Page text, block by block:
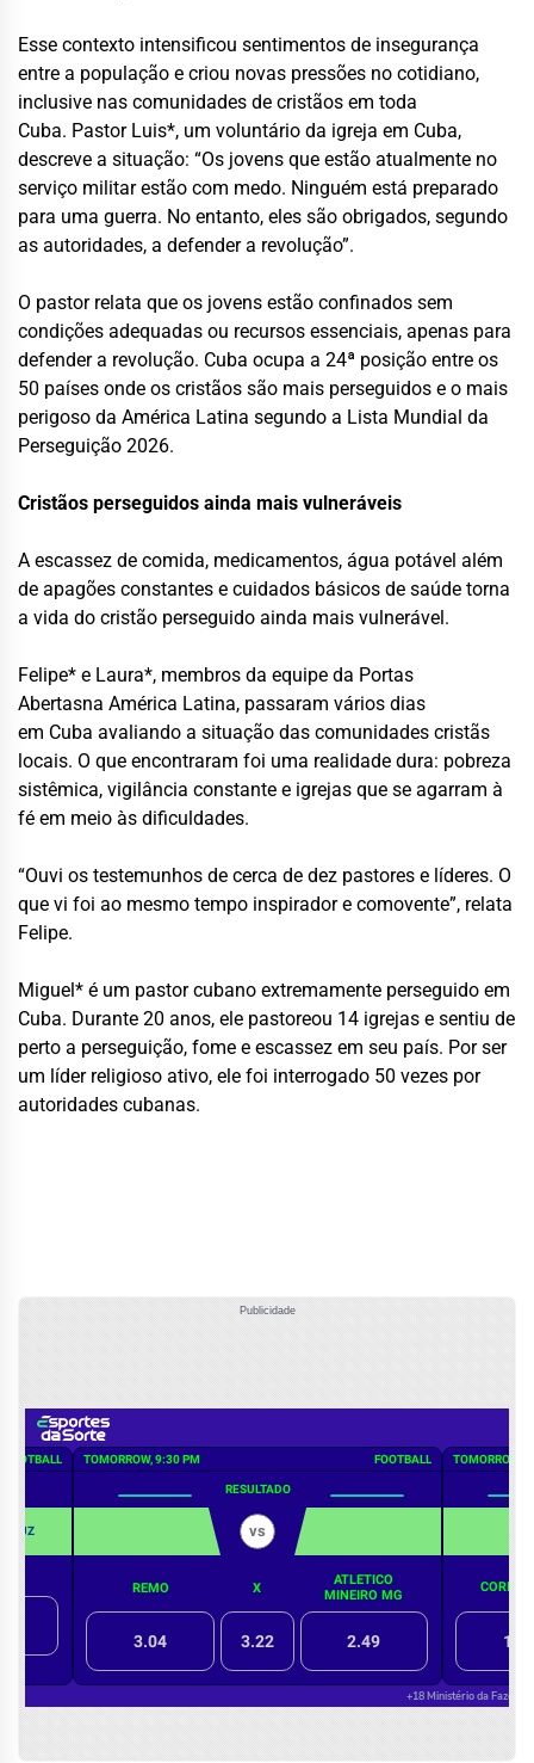
Esse contexto intensificou sentimentos de insegurança
entre a população e criou novas pressões no cotidiano,
inclusive nas comunidades de cristãos em toda
Cuba. Pastor Luis*, um voluntário da igreja em Cuba,
descreve a situação: “Os jovens que estão atualmente no
serviço militar estão com medo. Ninguém está preparado
para uma guerra. No entanto, eles são obrigados, segundo
as autoridades, a defender a revolução”.
O pastor relata que os jovens estão confinados sem
condições adequadas ou recursos essenciais, apenas para
defender a revolução. Cuba ocupa a 24ª posição entre os
50 países onde os cristãos são mais perseguidos e o mais
perigoso da América Latina segundo a Lista Mundial da
Perseguição 2026.
Cristãos perseguidos ainda mais vulneráveis
A escassez de comida, medicamentos, água potável além
de apagões constantes e cuidados básicos de saúde torna
a vida do cristão perseguido ainda mais vulnerável.
Felipe* e Laura*, membros da equipe da Portas
Abertasna América Latina, passaram vários dias
em Cuba avaliando a situação das comunidades cristãs
locais. O que encontraram foi uma realidade dura: pobreza
sistêmica, vigilância constante e igrejas que se agarram à
fé em meio às dificuldades.
“Ouvi os testemunhos de cerca de dez pastores e líderes. O
que vi foi ao mesmo tempo inspirador e comovente”, relata
Felipe.
Miguel* é um pastor cubano extremamente perseguido em
Cuba. Durante 20 anos, ele pastoreou 14 igrejas e sentiu de
perto a perseguição, fome e escassez em seu país. Por ser
um líder religioso ativo, ele foi interrogado 50 vezes por
autoridades cubanas.
Publicidade